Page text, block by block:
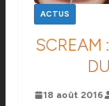
ACTUS
SCREAM
18 août 2016